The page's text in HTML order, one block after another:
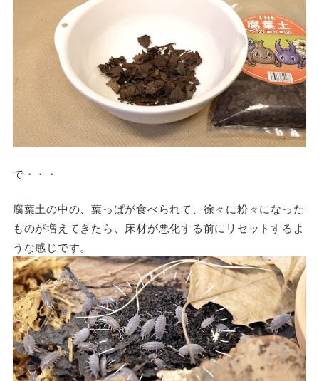
で・・・
腐葉土の中の、葉っぱが食べられて、徐々に粉々になった
ものが増えてきたら、床材が悪化する前にリセットするよ
うな感じです。